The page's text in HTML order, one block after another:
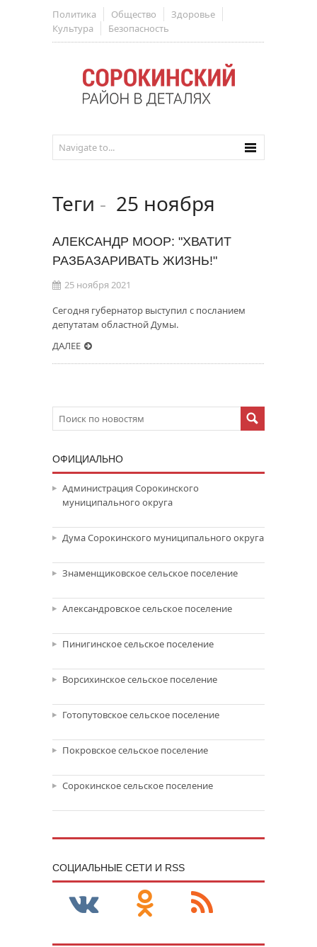
Политика Общество
Здоровье
Культура
Безопасность
Теги - 25 ноября
АЛЕКСАНДР МООР: "ХВАТИТ
РАЗБАЗАРИВАТЬ ЖИЗНЬ!"
25 ноября 2021
Сегодня губернатор выступил с посланием
депутатам областной Думы.
ДАЛЕЕ
ОФИЦИАЛЬНО
Администрация Сорокинского
муниципального округа
Дума Сорокинского муниципального округа
Знаменщиковское сельское поселение
Александровское сельское поселение
Пинигинское сельское поселение
Ворсихинское сельское поселение
Готопутовское сельское поселение
Покровское сельское поселение
Сорокинское сельское поселение
CОЦИАЛЬНЫЕ СЕТИ И RSS